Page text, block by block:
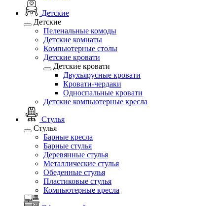
Детские
Детские
Пеленальные комоды
Детские комнаты
Компьютерные столы
Детские кровати
Детские кровати
Двухъярусные кровати
Кровати-чердаки
Односпальные кровати
Детские компьютерные кресла
Стулья
Стулья
Барные кресла
Барные стулья
Деревянные стулья
Металлические стулья
Обеденные стулья
Пластиковые стулья
Компьютерные кресла